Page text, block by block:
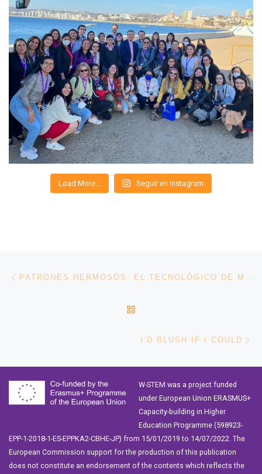
Load More… Seguir en Instagram
Navegación de entradas PATRONES HERMOSOS: EL TECNOLÓGICO DE MONTERREY Y EL MIT EMPODERAN A LAS MUJERES DE ÁREAS STEM
I’D BLUSH IF I COULD
W-STEM was a project funded
under European Union ERASMUS+
Capacity-building in Higher
Education Programme (598923-
EPP-1-2018-1-ES-EPPKA2-CBHE-JP) from 15/01/2019 to 14/07/2022. The
European Commission support for the production of this publication
does not constitute an endorsement of the contents which reflects the